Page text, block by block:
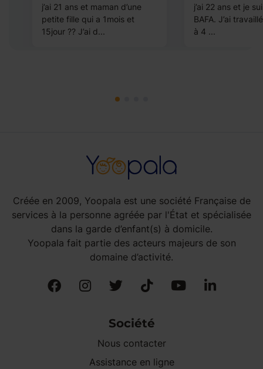
j’ai 21 ans et maman d’une
petite fille qui a 1mois et
15jour ?? J’ai d...
j’ai 22 ans et je
BAFA. J’ai
à 4 ...
Créée en 2009, Yoopala est une société Française de
services à la personne agréée par l'État et spécialisée
dans la garde d’enfant(s) à domicile.
Yoopala fait partie des acteurs majeurs de son
domaine d’activité.
Société
Nous contacter
Assistance en ligne